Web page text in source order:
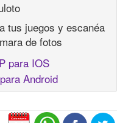
tus juegos y escanéa
de fotos